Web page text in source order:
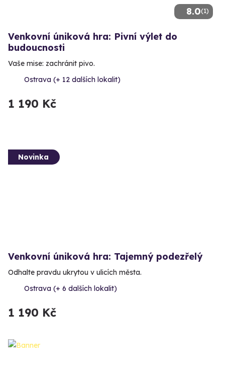
8.0(1)
Venkovní úniková hra: Pivní výlet do
budoucnosti
Vaše mise: zachránit pivo.
Ostrava (+ 12 dalších lokalit)
1 190 Kč
Novinka
Venkovní úniková hra: Tajemný podezřelý
Odhalte pravdu ukrytou v ulicích města.
Ostrava (+ 6 dalších lokalit)
1 190 Kč